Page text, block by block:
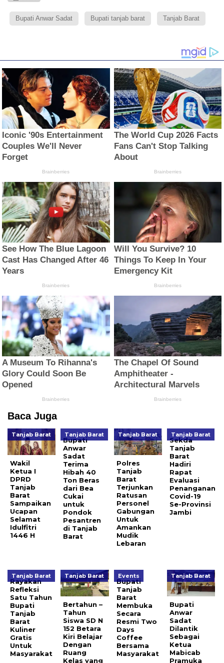
Bupati Anwar Sadat Bupati tanjab barat Tanjab Barat
Baca Juga
Tanjab Barat
Wakil
Ketua I
DPRD
Tanjab
Barat
Sampaikan
Ucapan
Selamat
Idulfitri
1446 H
Tanjab Barat
Bupati
Anwar
Sadat
Terima
Hibah 40
Ton Beras
dari Bea
Cukai
untuk
Pondok
Pesantren
di Tanjab
Barat
Tanjab Barat
Polres
Tanjab
Barat
Terjunkan
Ratusan
Personel
Gabungan
Untuk
Amankan
Mudik
Lebaran
Tanjab Barat
Sekda
Tanjab
Barat
Hadiri
Rapat
Evaluasi
Penanganan
Covid-19
Se-Provinsi
Jambi
Tanjab Barat
Rayakan
Refleksi
Satu Tahun
Bupati
Tanjab
Barat
Kuliner
Gratis
Untuk
Masyarakat
Tanjab Barat
Bertahun –
Tahun
Siswa SD N
152 Betara
Kiri Belajar
Dengan
Ruang
Kelas yang
Events
Bupati
Tanjab
Barat
Membuka
Secara
Resmi Two
Days
Coffee
Bersama
Masyarakat
Tanjab Barat
Bupati
Anwar
Sadat
Dilantik
Sebagai
Ketua
Mabicab
Pramuka